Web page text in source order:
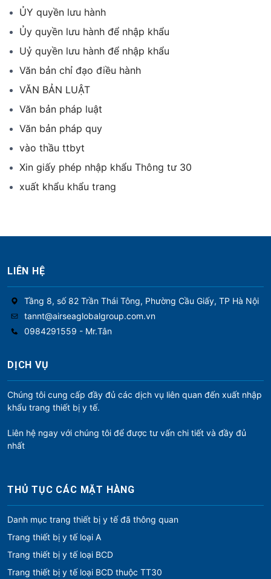
ỦY quyền lưu hành
Ủy quyền lưu hành để nhập khẩu
Uỷ quyền lưu hành để nhập khẩu
Văn bản chỉ đạo điều hành
VĂN BẢN LUẬT
Văn bản pháp luật
Văn bản pháp quy
vào thầu ttbyt
Xin giấy phép nhập khẩu Thông tư 30
xuất khẩu khẩu trang
LIÊN HỆ
Tầng 8, số 82 Trần Thái Tông, Phường Cầu Giấy, TP Hà Nội
tannt@airseaglobalgroup.com.vn
0984291559 - Mr.Tân
DỊCH VỤ
Chúng tôi cung cấp đầy đủ các dịch vụ liên quan đến xuất nhập
khẩu trang thiết bị y tế.
Liên hệ ngay với chúng tôi để được tư vấn chi tiết và đầy đủ
nhất
THỦ TỤC CÁC MẶT HÀNG
Danh mục trang thiết bị y tế đã thông quan
Trang thiết bị y tế loại A
Trang thiết bị y tế loại BCD
Trang thiết bị y tế loại BCD thuộc TT30